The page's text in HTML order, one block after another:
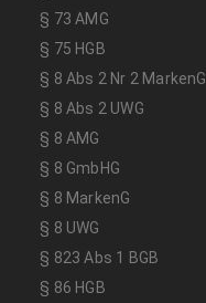
§ 73 AMG
§ 75 HGB
§ 8 Abs 2 Nr 2 MarkenG
§ 8 Abs 2 UWG
§ 8 AMG
§ 8 GmbHG
§ 8 MarkenG
§ 8 UWG
§ 823 Abs 1 BGB
§ 86 HGB